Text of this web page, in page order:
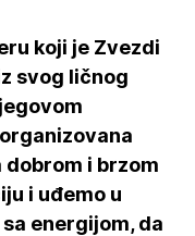
koji je Zvezdi
svog ličnog
dobrom i brzom
i uđemo u
energijom, da